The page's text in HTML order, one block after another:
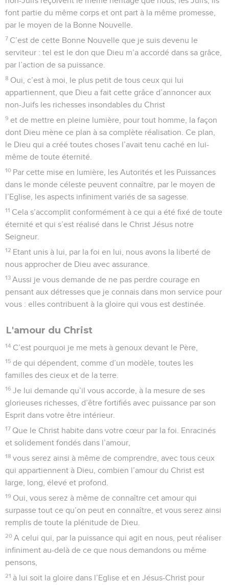
font partie du même corps et ont part à la même promesse,
par le moyen de la Bonne Nouvelle.
7 C’est de cette Bonne Nouvelle que je suis devenu le
serviteur : tel est le don que Dieu m’a accordé dans sa grâce,
par l’action de sa puissance.
8 Oui, c’est à moi, le plus petit de tous ceux qui lui
appartiennent, que Dieu a fait cette grâce d’annoncer aux
non-Juifs les richesses insondables du Christ
9 et de mettre en pleine lumière, pour tout homme, la façon
dont Dieu mène ce plan à sa complète réalisation. Ce plan,
le Dieu qui a créé toutes choses l’avait tenu caché en lui-
même de toute éternité.
10 Par cette mise en lumière, les Autorités et les Puissances
dans le monde céleste peuvent connaître, par le moyen de
l’Eglise, les aspects infiniment variés de sa sagesse.
11 Cela s’accomplit conformément à ce qui a été fixé de toute
éternité et qui s’est réalisé dans le Christ Jésus notre
Seigneur.
12 Etant unis à lui, par la foi en lui, nous avons la liberté de
nous approcher de Dieu avec assurance.
13 Aussi je vous demande de ne pas perdre courage en
pensant aux détresses que je connais dans mon service pour
vous : elles contribuent à la gloire qui vous est destinée.
L'amour du Christ
14 C’est pourquoi je me mets à genoux devant le Père,
15 de qui dépendent, comme d’un modèle, toutes les
familles des cieux et de la terre.
16 Je lui demande qu’il vous accorde, à la mesure de ses
glorieuses richesses, d’être fortifiés avec puissance par son
Esprit dans votre être intérieur.
17 Que le Christ habite dans votre cœur par la foi. Enracinés
et solidement fondés dans l’amour,
18 vous serez ainsi à même de comprendre, avec tous ceux
qui appartiennent à Dieu, combien l’amour du Christ est
large, long, élevé et profond.
19 Oui, vous serez à même de connaître cet amour qui
surpasse tout ce qu’on peut en connaître, et vous serez ainsi
remplis de toute la plénitude de Dieu.
20 A celui qui, par la puissance qui agit en nous, peut réaliser
infiniment au-delà de ce que nous demandons ou même
pensons,
21 à lui soit la gloire dans l’Eglise et en Jésus-Christ pour